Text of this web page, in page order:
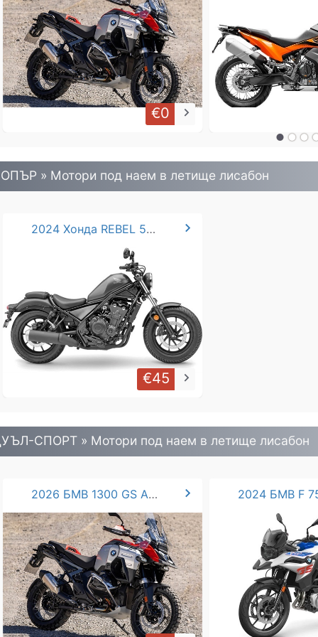
€0 keyboard_arrow_right
» Mотори под наем в летище лисабон
2024 Хонда REBEL 500 CMX* chevron_right
€45 keyboard_arrow_right
СПОРТ » Mотори под наем в летище лисабон
2026 БМВ 1300 GS ADVENTURE chevron_right 2024 БМВ F